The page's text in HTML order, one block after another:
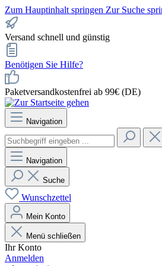
Zum Hauptinhalt springen Zur Suche
Versand schnell und günstig
Benötigen Sie Hilfe?
Paketversandkostenfrei ab 99€ (DE)
Navigation
Navigation
Suche
Wunschzettel
Mein Konto
Menü schließen
Ihr Konto
Anmelden